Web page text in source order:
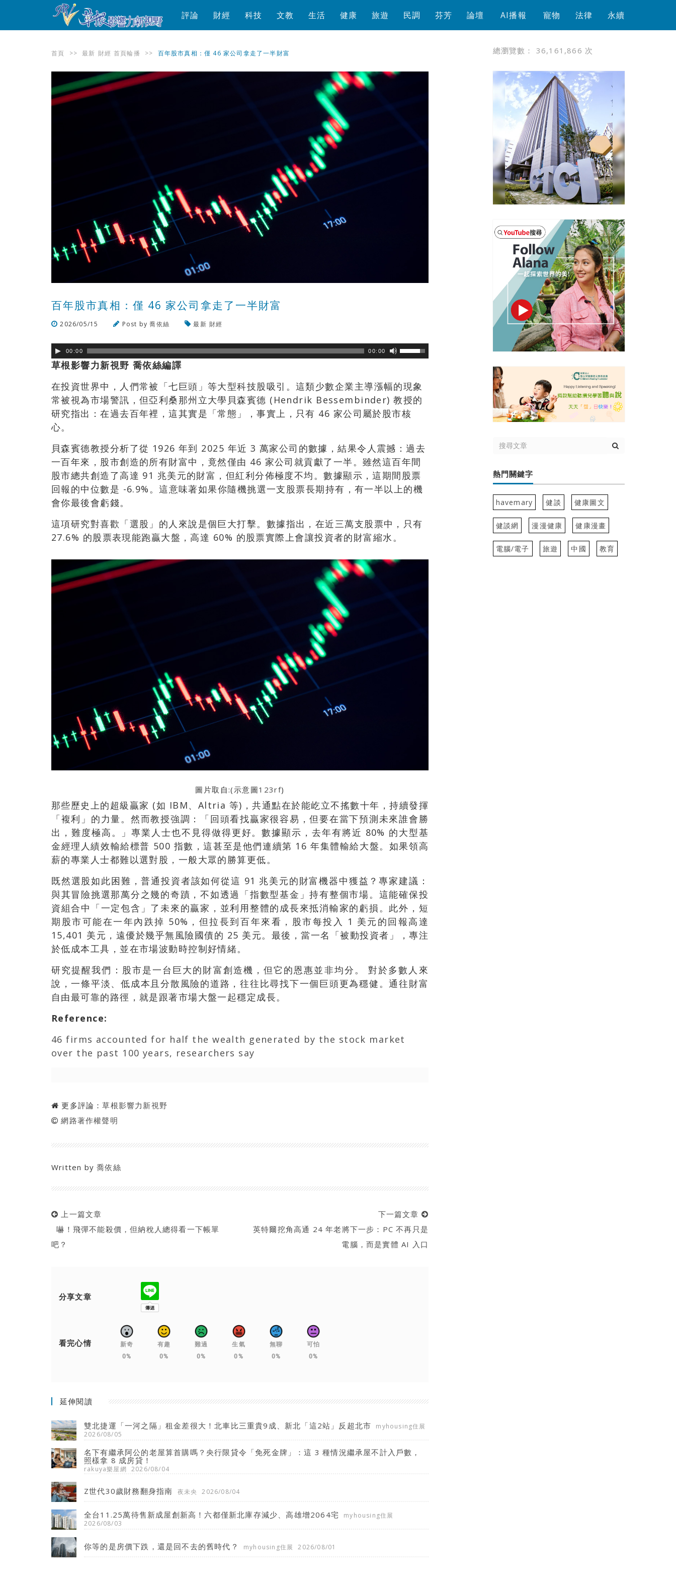
評論 財經 科技 文教 生活 健康 旅遊 民調 芬芳 論壇 AI播報 寵物 法律 永續
首頁 >> 最新 財經 首頁輪播 >> 百年股市真相：僅 46 家公司拿走了一半財富
百年股市真相：僅 46 家公司拿走了一半財富
2026/05/15 Post by喬依絲 最新 財經
00:00 00:00
草根影響力新視野 喬依絲編譯
在投資世界中，人們常被「七巨頭」等大型科技股吸引。這類少數企業主導漲幅的現象
常被視為市場警訊，但亞利桑那州立大學貝森賓德 (Hendrik Bessembinder) 教授的
研究指出：在過去百年裡，這其實是「常態」，事實上，只有 46 家公司屬於股市核
心。
貝森賓德教授分析了從 1926 年到 2025 年近 3 萬家公司的數據，結果令人震撼：過去
一百年來，股市創造的所有財富中，竟然僅由 46 家公司就貢獻了一半。雖然這百年間
股市總共創造了高達 91 兆美元的財富，但紅利分佈極度不均。數據顯示，這期間股票
回報的中位數是 -6.9%。這意味著如果你隨機挑選一支股票長期持有，有一半以上的機
會你最後會虧錢。
這項研究對喜歡「選股」的人來說是個巨大打擊。數據指出，在近三萬支股票中，只有
27.6% 的股票表現能跑贏大盤，高達 60% 的股票實際上會讓投資者的財富縮水。
圖片取自:(示意圖123rf)
那些歷史上的超級贏家 (如 IBM、Altria 等)，共通點在於能屹立不搖數十年，持續發揮
「複利」的力量。然而教授強調：「回頭看找贏家很容易，但要在當下預測未來誰會勝
出，難度極高。」專業人士也不見得做得更好。數據顯示，去年有將近 80% 的大型基
金經理人績效輸給標普 500 指數，這甚至是他們連續第 16 年集體輸給大盤。如果領高
薪的專業人士都難以選對股，一般大眾的勝算更低。
既然選股如此困難，普通投資者該如何從這 91 兆美元的財富機器中獲益？專家建議：
與其冒險挑選那萬分之幾的奇蹟，不如透過「指數型基金」持有整個市場。這能確保投
資組合中「一定包含」了未來的贏家，並利用整體的成長來抵消輸家的虧損。此外，短
期股市可能在一年內跌掉 50%，但拉長到百年來看，股市每投入 1 美元的回報高達
15,401 美元，遠優於幾乎無風險國債的 25 美元。最後，當一名「被動投資者」，專注
於低成本工具，並在市場波動時控制好情緒。
研究提醒我們：股市是一台巨大的財富創造機，但它的恩惠並非均分。 對於多數人來
說，一條平淡、低成本且分散風險的道路，往往比尋找下一個巨頭更為穩健。通往財富
自由最可靠的路徑，就是跟著市場大盤一起穩定成長。
Reference:
46 firms accounted for half the wealth generated by the stock market
over the past 100 years, researchers say
更多評論：草根影響力新視野
網路著作權聲明
Written by喬依絲
上一篇文章
嚇！飛彈不能殺價，但納稅人總得看一下帳單
吧？
下一篇文章
英特爾挖角高通 24 年老將下一步：PC 不再只是
電腦，而是實體 AI 入口
分享文章
看完心情
新奇
0%
有趣
0%
難過
0%
生氣
0%
無聊
0%
可怕
0%
延伸閱讀
雙北捷運「一河之隔」租金差很大！北車比三重貴9成、新北「這2站」反超北市
myhousing住展
2026/08/05
名下有繼承阿公的老屋算首購嗎？央行限貸令「免死金牌」：這 3 種情況繼承屋不計入戶數，
照樣拿 8 成房貸！
rakuya樂屋網 2026/08/04
Z世代30歲財務翻身指南 夜未央 2026/08/04
全台11.25萬待售新成屋創新高！六都僅新北庫存減少、高雄增2064宅
myhousing住展
2026/08/03
你等的是房價下跌，還是回不去的舊時代？ myhousing住展 2026/08/01
總瀏覽數： 36,161,866 次
熱門關鍵字
havemary 健談 健康圖文
健談網 漫漫健康 健康漫畫
電腦/電子 旅遊 中國 教育